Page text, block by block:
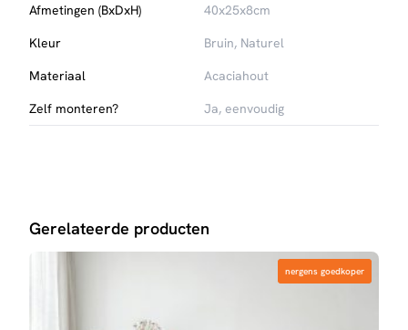
Afmetingen (BxDxH)
40x25x8cm
Kleur
Bruin, Naturel
Materiaal
Acaciahout
Zelf monteren?
Ja, eenvoudig
Gerelateerde producten
nergens goedkoper
nergens goedkoper